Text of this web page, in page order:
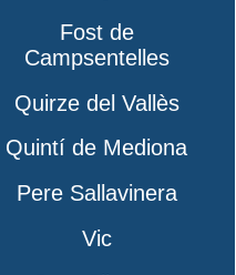
Fost de
Campsentelles
Quirze del Vallès
Quintí de Mediona
Pere Sallavinera
Vic